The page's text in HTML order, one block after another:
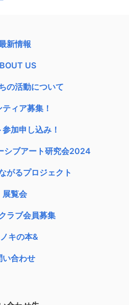
新情報
US
の活動について
ィア募集！
加申し込み！
シブアート研究会2024
がるプロジェクト
展覧会
ラブ会員募集
キの本&
い合わせ